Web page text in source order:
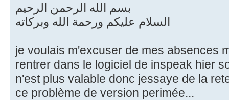
بسم الله الرحمن الرحيم
السلام عليكم ورحمة الله وبركاته
je voulais m'excuser de mes absences
rentrer dans le logiciel de inspeak hier
n'est plus valable donc jessaye de la
ce problème de version perimée...